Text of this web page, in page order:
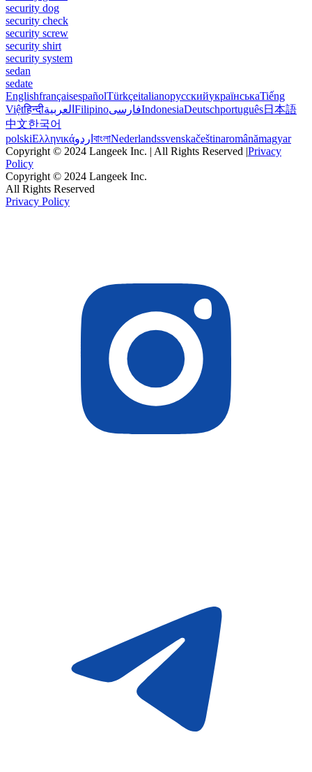
security dog
security check
security screw
security shirt
security system
sedan
sedate
EnglishfrançaisespañolTürkçeitalianoрусскийукраїнськаTiếng
Việtहिन्दीالعربية FilipinoفارسیIndonesiaDeutschportuguês日本語
中文한국어
polskiΕλληνικάاردو বাংলাNederlandssvenskačeštinaromânămagyar
Copyright © 2024 Langeek Inc. | All Rights Reserved |Privacy
Policy
Copyright © 2024 Langeek Inc.
All Rights Reserved
Privacy Policy